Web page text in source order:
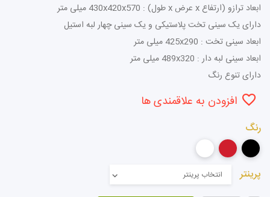
ابعاد ترازو (ارتفاع x عرض x طول) : 430x420x570 میلی متر
دارای یک سینی تخت پلاستیکی و یک سینی چهار لبه استیل
ابعاد سینی تخت : 425x290 میلی متر
ابعاد سینی لبه دار : 489x320 میلی متر
دارای تنوع رنگ
افزودن به علاقمندی ها
رنگ
پرینتر انتخاب پرینتر